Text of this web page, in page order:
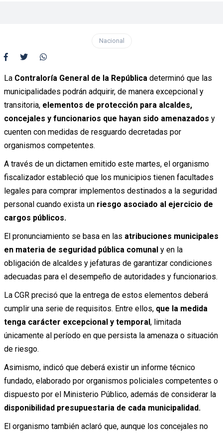
Nacional
La Contraloría General de la República determinó que las
municipalidades podrán adquirir, de manera excepcional y
transitoria, elementos de protección para alcaldes,
concejales y funcionarios que hayan sido amenazados y
cuenten con medidas de resguardo decretadas por
organismos competentes.
A través de un dictamen emitido este martes, el organismo
fiscalizador estableció que los municipios tienen facultades
legales para comprar implementos destinados a la seguridad
personal cuando exista un riesgo asociado al ejercicio de
cargos públicos.
El pronunciamiento se basa en las atribuciones municipales
en materia de seguridad pública comunaly en la
obligación de alcaldes y jefaturas de garantizar condiciones
adecuadas para el desempeño de autoridades y funcionarios.
La CGR precisó que la entrega de estos elementos deberá
cumplir una serie de requisitos. Entre ellos, que la medida
tenga carácter excepcional y temporal, limitada
únicamente al período en que persista la amenaza o situación
de riesgo.
Asimismo, indicó que deberá existir un informe técnico
fundado, elaborado por organismos policiales competentes o
dispuesto por el Ministerio Público, además de considerar la
disponibilidad presupuestaria de cada municipalidad.
El organismo también aclaró que, aunque los concejales no